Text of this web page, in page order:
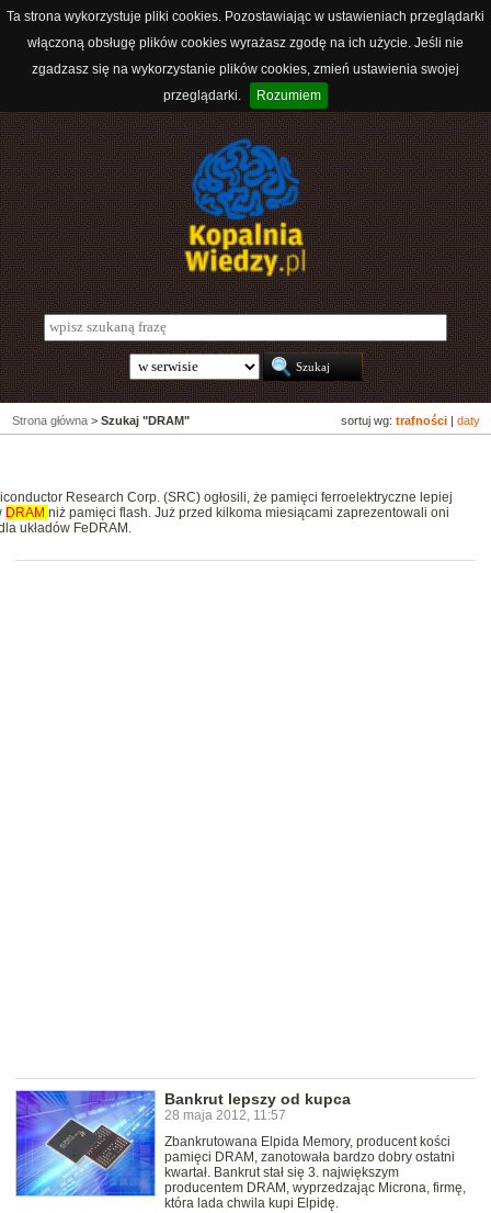
Ta strona wykorzystuje pliki cookies. Pozostawiając w ustawieniach przeglądarki
włączoną obsługę plików cookies wyrażasz zgodę na ich użycie. Jeśli nie
zgadzasz się na wykorzystanie plików cookies, zmień ustawienia swojej
przeglądarki.
Rozumiem
sortuj wg: trafności daty
Strona główna > Szukaj "DRAM"
Research Corp. (SRC) ogłosili, że pamięci ferroelektryczne lepiej
DRAM niż pamięci flash. Już przed kilkoma miesiącami zaprezentowali oni
układów FeDRAM.
Bankrut lepszy od kupca
28 maja 2012, 11:57
Zbankrutowana Elpida Memory, producent kości
pamięci DRAM, zanotowała bardzo dobry ostatni
kwartał. Bankrut stał się 3. największym
producentem DRAM, wyprzedzając Microna, firmę,
która lada chwila kupi Elpidę.